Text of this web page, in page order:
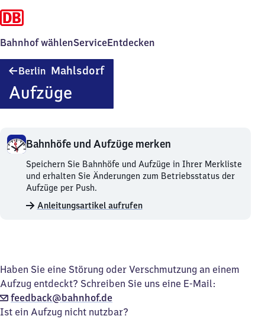
Bahnhof wählenServiceEntdecken
Berlin MahlsdorfBerlin-
Aufzüge
Bahnhöfe und Aufzüge merken
Bahnhöfe
und
Aufzüge
merken.
Speichern Sie Bahnhöfe und Aufzüge in Ihrer Merkliste
und erhalten Sie Änderungen zum Betriebsstatus der
Aufzüge per Push.
Anleitungsartikel aufrufen
Haben Sie eine Störung oder Verschmutzung an einem
Aufzug entdeckt? Schreiben Sie uns eine E-Mail:
feedback@bahnhof.de
Ist ein Aufzug nicht nutzbar?